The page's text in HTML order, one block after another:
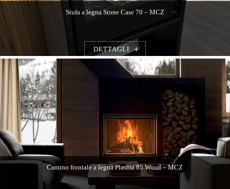
Stufa a legna Stone Case 70 – MCZ
DETTAGLI
Camino frontale a legna Plasma 85 Wood – MCZ